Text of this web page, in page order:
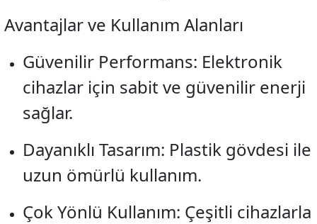
Avantajlar ve Kullanım Alanları
Güvenilir Performans: Elektronik
cihazlar için sabit ve güvenilir enerji
sağlar.
Dayanıklı Tasarım: Plastik gövdesi ile
uzun ömürlü kullanım.
Çok Yönlü Kullanım: Çeşitli cihazlarla